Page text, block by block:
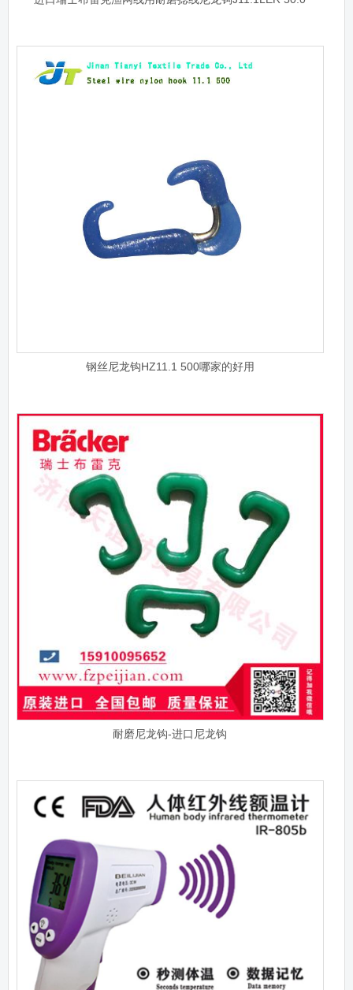
钢丝尼龙钩HZ11.1 500哪家的好用
耐磨尼龙钩-进口尼龙钩